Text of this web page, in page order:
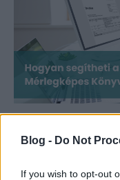
Blog - Do Not
If you wish to opt-out
Mérlegképes
2025. február 04.